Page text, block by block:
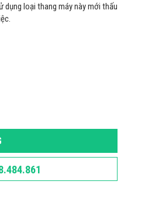
loại thang máy này mới thấu